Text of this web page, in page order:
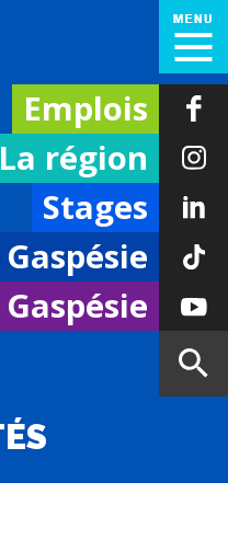
Emplois
La région
Stages